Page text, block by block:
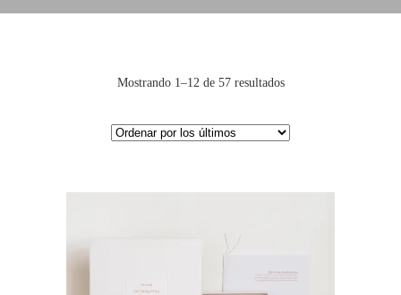
Mostrando 1–12 de 57 resultados